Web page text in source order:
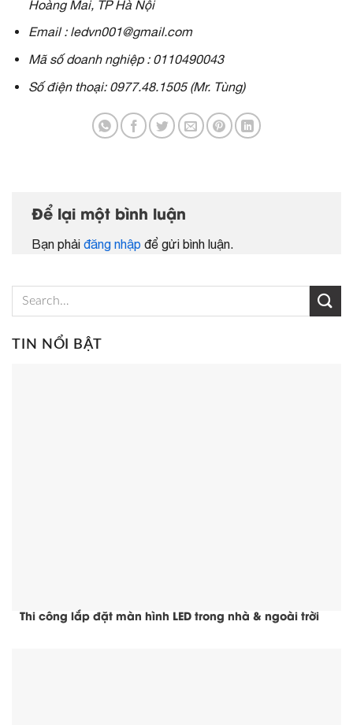
Hoàng Mai, TP Hà Nội
Email : ledvn001@gmail.com
Mã số doanh nghiệp : 0110490043
Số điện thoại: 0977.48.1505 (Mr. Tùng)
Để lại một bình luận
Bạn phải đăng nhập để gửi bình luận.
TIN NỔI BẬT
Thi công lắp đặt màn hình LED trong nhà & ngoài trời